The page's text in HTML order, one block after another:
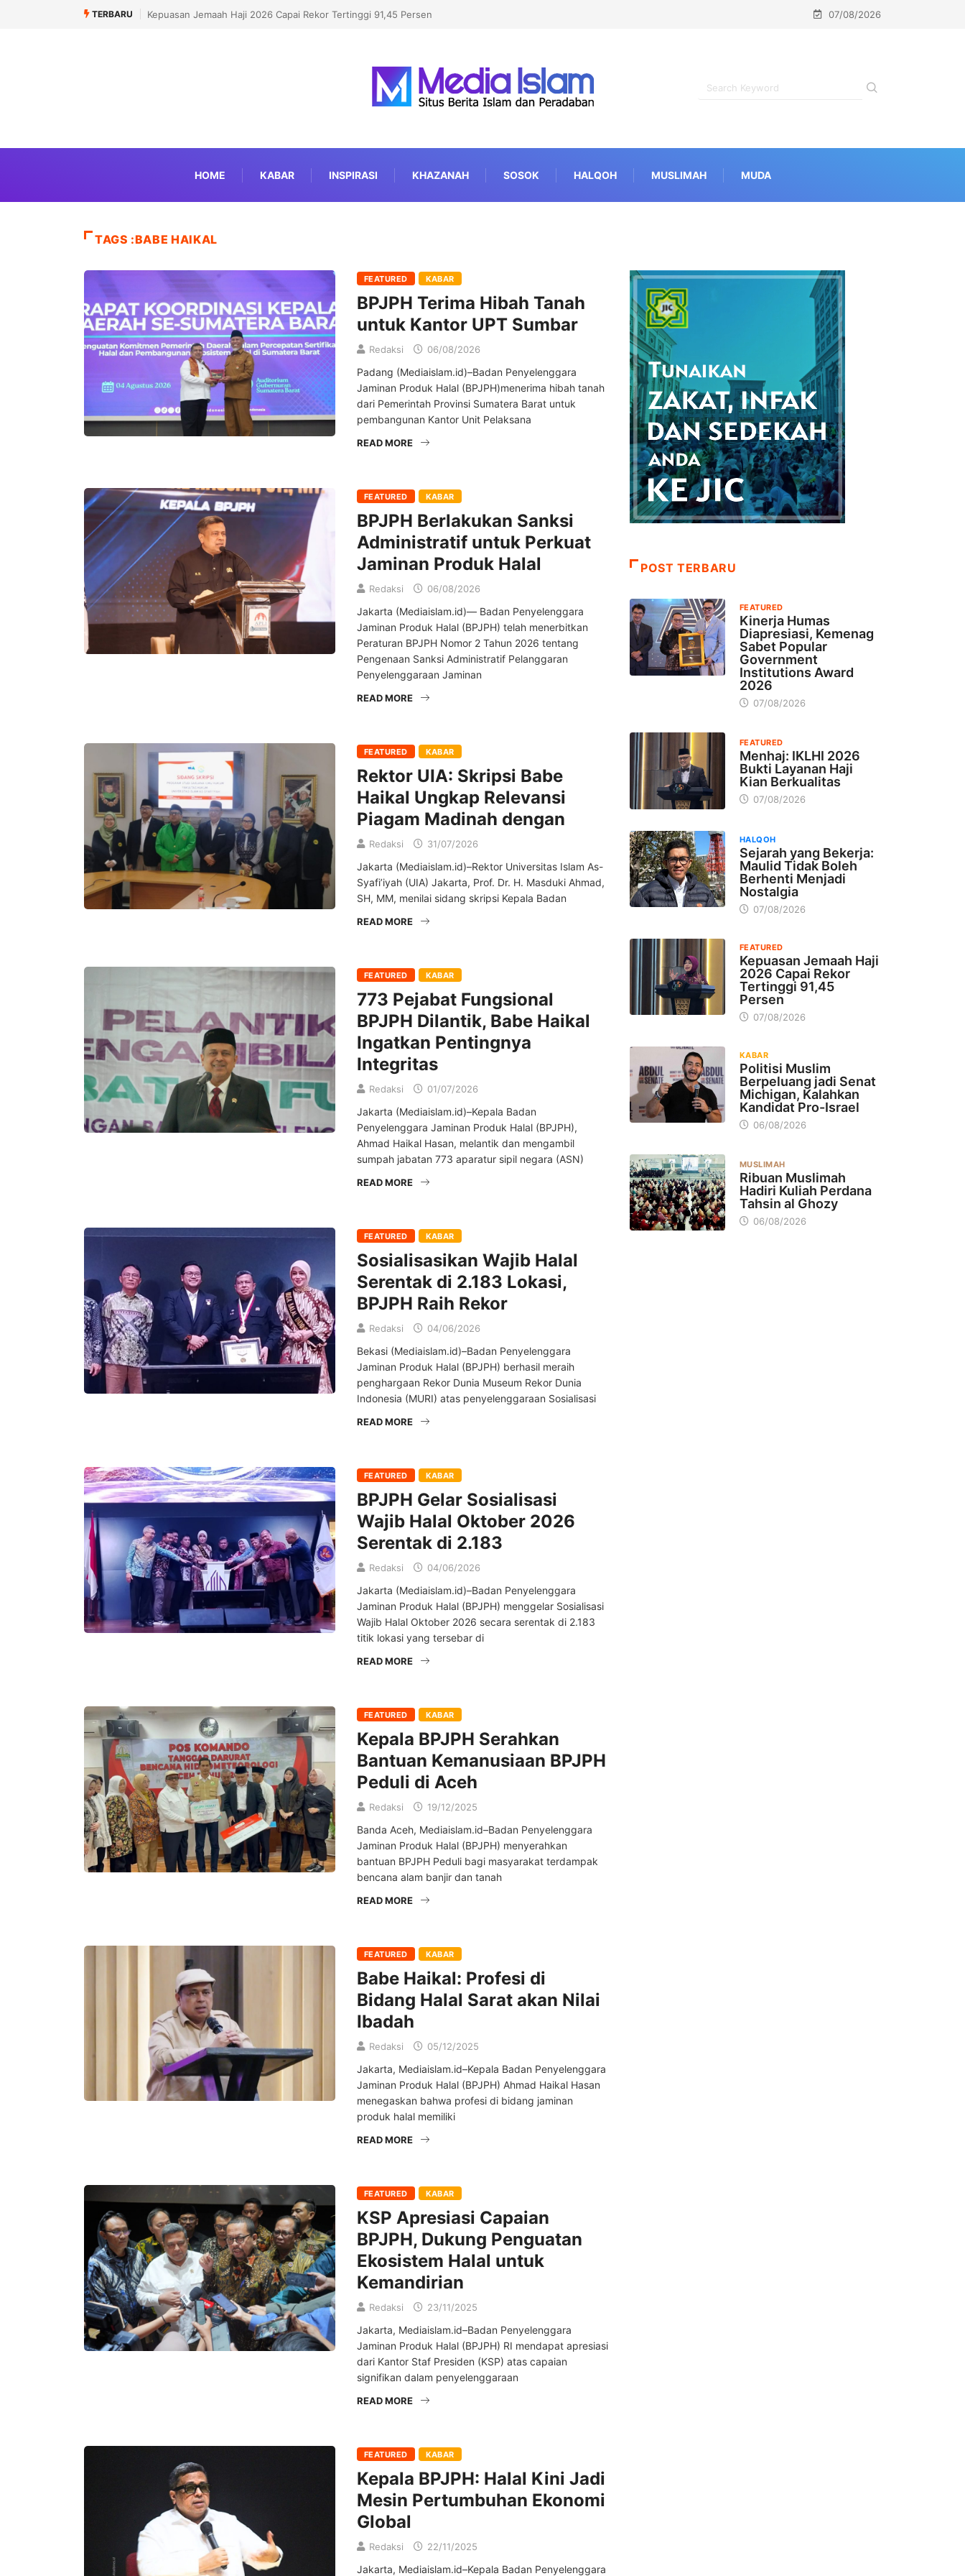
TERBARU Politisi Muslim Berpeluang jadi Senat Michigan, Kalahkan Kandidat Pro-Israel 07/08/2026
HOME KABAR INSPIRASI KHAZANAH SOSOK HALQOH MUSLIMAH MUDA
TAGS :BABE HAIKAL
FEATURED KABAR
BPJPH Terima Hibah Tanah
untuk Kantor UPT Sumbar
Redaksi 06/08/2026
Padang (Mediaislam.id)–Badan Penyelenggara
Jaminan Produk Halal (BPJPH)menerima hibah tanah
dari Pemerintah Provinsi Sumatera Barat untuk
pembangunan Kantor Unit Pelaksana
READ MORE
FEATURED KABAR
BPJPH Berlakukan Sanksi
Administratif untuk Perkuat
Jaminan Produk Halal
Redaksi 06/08/2026
Jakarta (Mediaislam.id)— Badan Penyelenggara
Jaminan Produk Halal (BPJPH) telah menerbitkan
Peraturan BPJPH Nomor 2 Tahun 2026 tentang
Pengenaan Sanksi Administratif Pelanggaran
Penyelenggaraan Jaminan
READ MORE
FEATURED KABAR
Rektor UIA: Skripsi Babe
Haikal Ungkap Relevansi
Piagam Madinah dengan
Redaksi 31/07/2026
Jakarta (Mediaislam.id)–Rektor Universitas Islam As-
Syafi’iyah (UIA) Jakarta, Prof. Dr. H. Masduki Ahmad,
SH, MM, menilai sidang skripsi Kepala Badan
READ MORE
FEATURED KABAR
773 Pejabat Fungsional
BPJPH Dilantik, Babe Haikal
Ingatkan Pentingnya
Integritas
Redaksi 01/07/2026
Jakarta (Mediaislam.id)–Kepala Badan
Penyelenggara Jaminan Produk Halal (BPJPH),
Ahmad Haikal Hasan, melantik dan mengambil
sumpah jabatan 773 aparatur sipil negara (ASN)
READ MORE
FEATURED KABAR
Sosialisasikan Wajib Halal
Serentak di 2.183 Lokasi,
BPJPH Raih Rekor
Redaksi 04/06/2026
Bekasi (Mediaislam.id)–Badan Penyelenggara
Jaminan Produk Halal (BPJPH) berhasil meraih
penghargaan Rekor Dunia Museum Rekor Dunia
Indonesia (MURI) atas penyelenggaraan Sosialisasi
READ MORE
FEATURED KABAR
BPJPH Gelar Sosialisasi
Wajib Halal Oktober 2026
Serentak di 2.183
Redaksi 04/06/2026
Jakarta (Mediaislam.id)–Badan Penyelenggara
Jaminan Produk Halal (BPJPH) menggelar Sosialisasi
Wajib Halal Oktober 2026 secara serentak di 2.183
titik lokasi yang tersebar di
READ MORE
FEATURED KABAR
Kepala BPJPH Serahkan
Bantuan Kemanusiaan BPJPH
Peduli di Aceh
Redaksi 19/12/2025
Banda Aceh, Mediaislam.id–Badan Penyelenggara
Jaminan Produk Halal (BPJPH) menyerahkan
bantuan BPJPH Peduli bagi masyarakat terdampak
bencana alam banjir dan tanah
READ MORE
FEATURED KABAR
Babe Haikal: Profesi di
Bidang Halal Sarat akan Nilai
Ibadah
Redaksi 05/12/2025
Jakarta, Mediaislam.id–Kepala Badan Penyelenggara
Jaminan Produk Halal (BPJPH) Ahmad Haikal Hasan
menegaskan bahwa profesi di bidang jaminan
produk halal memiliki
READ MORE
FEATURED KABAR
KSP Apresiasi Capaian
BPJPH, Dukung Penguatan
Ekosistem Halal untuk
Kemandirian
Redaksi 23/11/2025
Jakarta, Mediaislam.id–Badan Penyelenggara
Jaminan Produk Halal (BPJPH) RI mendapat apresiasi
dari Kantor Staf Presiden (KSP) atas capaian
signifikan dalam penyelenggaraan
READ MORE
FEATURED KABAR
Kepala BPJPH: Halal Kini Jadi
Mesin Pertumbuhan Ekonomi
Global
Redaksi 22/11/2025
Jakarta, Mediaislam.id–Kepala Badan Penyelenggara
POST TERBARU
FEATURED
Kinerja Humas
Diapresiasi, Kemenag
Sabet Popular
Government
Institutions Award
2026
07/08/2026
FEATURED
Menhaj: IKLHI 2026
Bukti Layanan Haji
Kian Berkualitas
07/08/2026
HALQOH
Sejarah yang Bekerja:
Maulid Tidak Boleh
Berhenti Menjadi
Nostalgia
07/08/2026
FEATURED
Kepuasan Jemaah Haji
2026 Capai Rekor
Tertinggi 91,45
Persen
07/08/2026
KABAR
Politisi Muslim
Berpeluang jadi Senat
Michigan, Kalahkan
Kandidat Pro-Israel
06/08/2026
MUSLIMAH
Ribuan Muslimah
Hadiri Kuliah Perdana
Tahsin al Ghozy
06/08/2026